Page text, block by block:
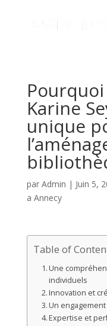
Karine
unique
par Admin | Juin 5,
a Annecy
Table of
Une
individuels
Innovation et
Un
Expertise et